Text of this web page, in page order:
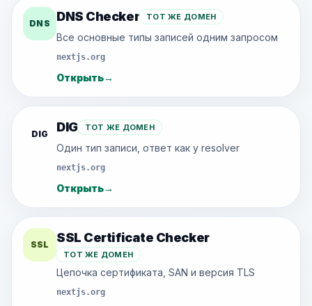
DNS DNS Checker ТОТ ЖЕ ДОМЕН
Все основные типы записей одним запросом
nextjs.org
Открыть→
DIG DIG ТОТ ЖЕ ДОМЕН
Один тип записи, ответ как у resolver
nextjs.org
Открыть→
SSL SSL Certificate Checker
ТОТ ЖЕ ДОМЕН
Цепочка сертификата, SAN и версия TLS
nextjs.org